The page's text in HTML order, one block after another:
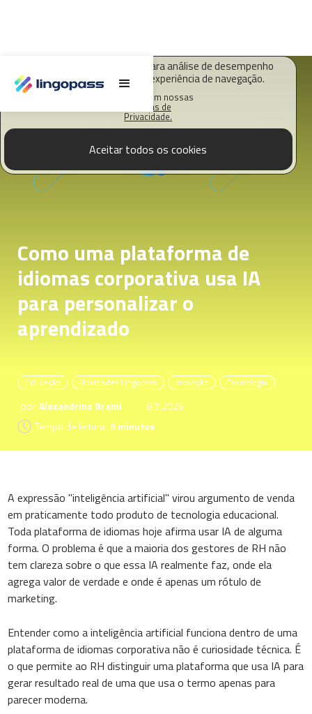
O Lingopass utiliza cookies para análise de desempenho
deste site e melhorar sua experiência de navegação.
Saiba mais em nossas
Políticas de
Privacidade.
Aceitar todos os cookies
Como uma plataforma de
idiomas corporativa usa IA
para personalizar o
aprendizado
Educação Novidades Lingopass Inovação Tecnologia
por Alexandrine Brami
8.7.2026
Tempo de leitura: 5 minutos
A expressão "inteligência artificial" virou argumento de venda
em praticamente todo produto de tecnologia educacional.
Toda plataforma de idiomas hoje afirma usar IA de alguma
forma. O problema é que a maioria dos gestores de RH não
tem clareza sobre o que essa IA realmente faz, onde ela
agrega valor de verdade e onde é apenas um rótulo de
marketing.
Entender como a inteligência artificial funciona dentro de uma
plataforma de idiomas corporativa não é curiosidade técnica. É
o que permite ao RH distinguir uma plataforma que usa IA para
gerar resultado real de uma que usa o termo apenas para
parecer moderna.